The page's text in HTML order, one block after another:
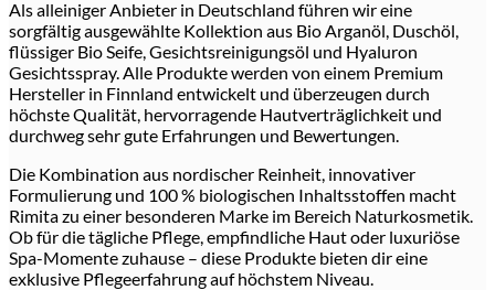
Als alleiniger Anbieter in Deutschland führen wir eine
sorgfältig ausgewählte Kollektion aus Bio Arganöl, Duschöl,
flüssiger Bio Seife, Gesichtsreinigungsöl und Hyaluron
Gesichtsspray. Alle Produkte werden von einem Premium
Hersteller in Finnland entwickelt und überzeugen durch
höchste Qualität, hervorragende Hautverträglichkeit und
durchweg sehr gute Erfahrungen und Bewertungen.
Die Kombination aus nordischer Reinheit, innovativer
Formulierung und 100 % biologischen Inhaltsstoffen macht
Rimita zu einer besonderen Marke im Bereich Naturkosmetik.
Ob für die tägliche Pflege, empfindliche Haut oder luxuriöse
Spa-Momente zuhause – diese Produkte bieten dir eine
exklusive Pflegeerfahrung auf höchstem Niveau.